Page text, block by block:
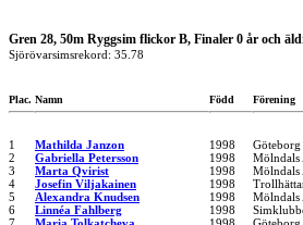
Gren 28, 50m Ryggsim flickor B, Finaler 0 år och
Sjörövarsimsrekord: 35.78
Plac. Namn Född Förening
1 Mathilda Janzon 1998
Göteborg
2
Gabriella Petersson 1998
Mölndals
3
Marta Qvirist 1998
Mölndals
4
Josefin Viljakainen 1998
5
Alexandra Knudsen 1998
Mölndals
6
Linnéa Fahlberg 1998